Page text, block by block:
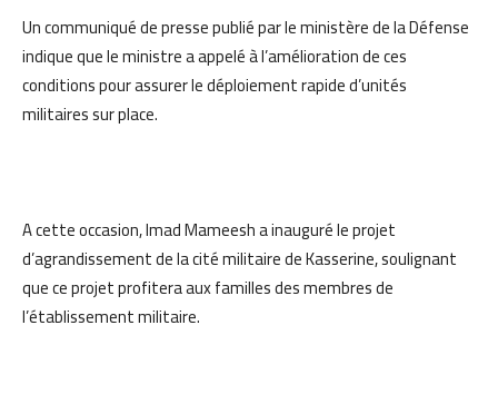
Un communiqué de presse publié par le ministère de la Défense
indique que le ministre a appelé à l’amélioration de ces
conditions pour assurer le déploiement rapide d’unités
militaires sur place.
A cette occasion, Imad Mameesh a inauguré le projet
d’agrandissement de la cité militaire de Kasserine, soulignant
que ce projet profitera aux familles des membres de
l’établissement militaire.